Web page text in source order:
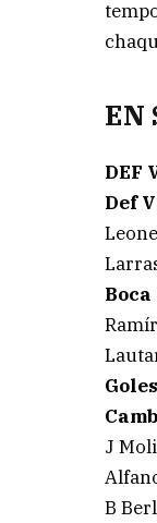
EN
DEF
Def
J
B